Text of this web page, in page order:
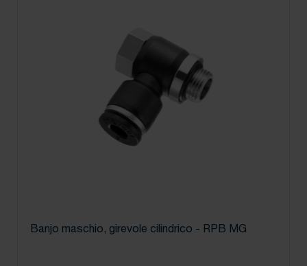
Banjo maschio, girevole cilindrico - RPB MG